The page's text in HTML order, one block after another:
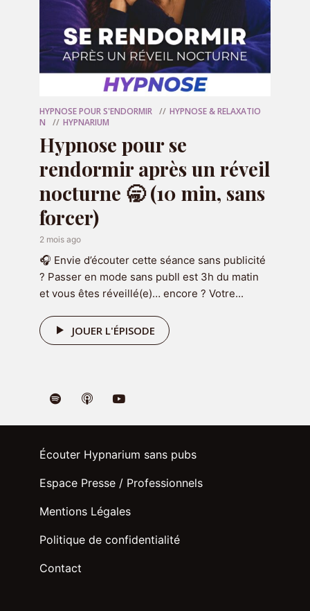
Recevez 7 emails et audio d'hypnose
de 7 minutes pendant 7 jours pour
gagner confiance en vousen cliquant
ci-dessous :
RECEVOIR LE CADEAU
Réserver une séance
Vous souhaitez travailler sur une
problématique en particulier ou
approfondir le travail que vous
avez déjà commencé avec le
podcast ? Alors je vous invite à
HYPNOSE POUR S'ENDORMIR
HYPNOSE & RELAXATIO
N
HYPNARIUM
Hypnose pour se
rendormir après un réveil
nocturne 🥱 (10 min, sans
forcer)
2 mois ago
🎧 Envie d’écouter cette séance sans publicité
? Passer en mode sans pubIl est 3h du matin
et vous êtes réveillé(e)… encore ? Votre...
JOUER L'ÉPISODE
Écouter Hypnarium sans pubs
Espace Presse / Professionnels
Mentions Légales
Politique de confidentialité
Contact